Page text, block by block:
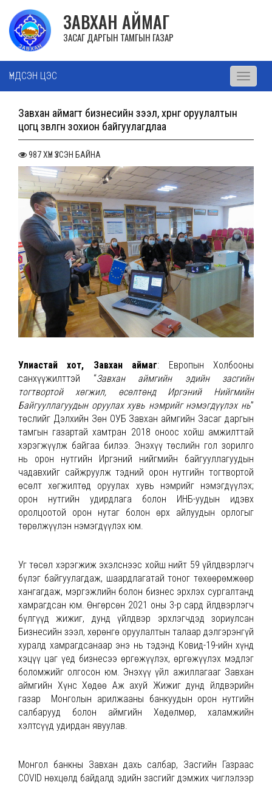
ЗАВХАН АЙМАГ
ЗАСАГ ДАРГЫН ТАМГЫН ГАЗАР
ҮНДСЭН ЦЭС
Toggle
Завхан аймагт бизнесийн зээл, хөрөнгө оруулалтын
цогц зөвлөгөөн зохион байгуулагдлаа
987 ХҮН ҮЗСЭН БАЙНА
Улиастай хот, Завхан аймаг: Европын Холбооны
санхүүжилттэй “Завхан аймгийн эдийн засгийн
тогтвортой хөгжил, өсөлтөнд Иргэний Нийгмийн
Байгууллагуудын оруулах хувь нэмрийг нэмэгдүүлэх нь”
төслийг Дэлхийн Зөн ОУБ Завхан аймгийн Засаг даргын
тамгын газартай хамтран 2018 оноос хойш амжилттай
хэрэгжүүлж байгаа билээ. Энэхүү төслийн гол зорилго
нь орон нутгийн Иргэний нийгмийн байгууллагуудын
чадавхийг сайжруулж тэдний орон нутгийн тогтвортой
өсөлт хөгжилтөд оруулах хувь нэмрийг нэмэгдүүлэх;
орон нутгийн удирдлага болон ИНБ-уудын идэвх
оролцоотой орон нутаг болон өрх айлуудын орлогыг
төрөлжүүлэн нэмэгдүүлэх юм.
Уг төсөл хэрэгжиж эхэлснээс хойш нийт 59 үйлдвэрлэгч
бүлэг байгуулагдаж, шаардлагатай тоног төхөөрөмжөөр
хангагдаж, мэргэжлийн болон бизнес эрхлэх сургалтанд
хамрагдсан юм. Өнгөрсөн 2021 оны 3-р сард Үйлдвэрлэгч
бүлгүүд жижиг, дунд үйлдвэр эрхлэгчдэд зориулсан
Бизнесийн зээл, хөрөнгө оруулалтын талаар дэлгэрэнгүй
хуралд хамрагдсанаар энэ нь тэдэнд Ковид-19-ийн хүнд
хэцүү цаг үед бизнесээ өргөжүүлэх, өргөжүүлэх мэдлэг
боломжийг олгосон юм. Энэхүү үйл ажиллагааг Завхан
аймгийн Хүнс Хөдөө Аж ахуй Жижиг дунд Үйлдвэрийн
газар Монголын арилжааны банкуудын орон нутгийн
салбарууд болон аймгийн Хөдөлмөр, халамжийн
хэлтсүүд удирдан явуулав.
Монгол банкны Завхан дахь салбар, Засгийн Газраас
COVID нөхцөлд байдалд эдийн засгийг дэмжих чиглэлээр